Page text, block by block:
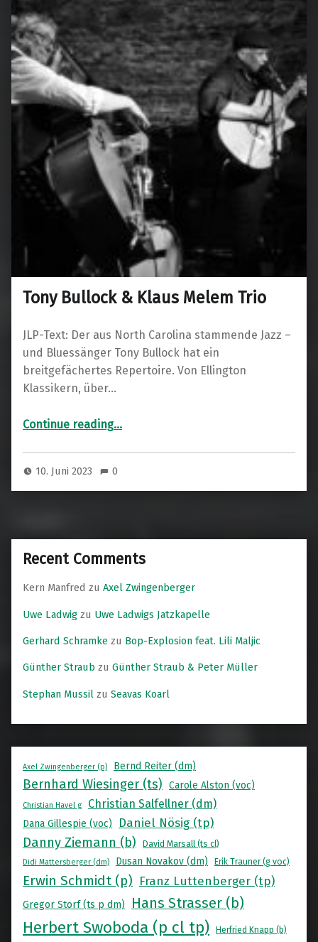
Tony Bullock & Klaus Melem Trio
JLP-Text: Der aus North Carolina stammende Jazz –
und Bluessänger Tony Bullock hat ein
breitgefächertes Repertoire. Von Ellington
Klassikern, über…
Continue reading“Tony Bullock & Klaus Melem Trio”
…
10. Juni 2023 0
Recent Comments
Kern Manfred zu Axel Zwingenberger
Uwe Ladwig zu Uwe Ladwigs Jatzkapelle
Gerhard Schramke zu Bop-Explosion feat. Lili Maljic
Günther Straub zu Günther Straub & Peter Müller
Stephan Mussil zu Seavas Koarl
Axel Zwingenberger (p) Bernd Reiter (dm)
Bernhard Wiesinger (ts) Carole Alston (voc)
Christian Havel g Christian Salfellner (dm)
Dana Gillespie (voc) Daniel Nösig (tp)
Danny Ziemann (b) David Marsall (ts cl)
Didi Mattersberger (dm) Dusan Novakov (dm) Erik Trauner (g voc)
Erwin Schmidt (p) Franz Luttenberger (tp)
Gregor Storf (ts p dm) Hans Strasser (b)
Herbert Swoboda (p cl tp) Herfried Knapp (b)